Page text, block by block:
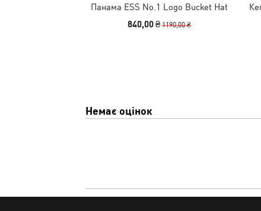
Панама ESS No.1 Logo Bucket Hat
840,00 ₴1190,00 ₴
Немає оцінок